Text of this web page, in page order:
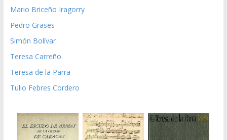
Mario Briceño Iragorry
Pedro Grases
Simón Bolívar
Teresa Carreño
Teresa de la Parra
Tulio Febres Cordero